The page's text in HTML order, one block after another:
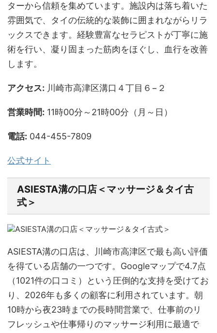
ターから信頼を集めています。施設内は落ち着いた
雰囲気で、タイの伝統的な装飾に囲まれながらリラ
ックスできます。経験豊富なセラピストが丁寧に施
術を行い、凝り固まった筋肉をほぐし、血行を改善
します。
アクセス: 川崎市高津区溝口４丁目６−２
営業時間: 11時00分～21時00分（月～日）
電話: 044-455-7809
公式サイト
ASIESTA溝の口店＜マッサージ＆タイ古
式＞
ASIESTA溝の口店は、川崎市高津区で最も高い評価
を得ている店舗の一つです。Googleマップで4.7点
（1021件の口コミ）という圧倒的な支持を受けてお
り、2026年も多くの顧客に利用されています。朝
10時から夜23時までの長時間営業で、仕事前のリ
フレッシュや仕事帰りのマッサージ利用に最適で